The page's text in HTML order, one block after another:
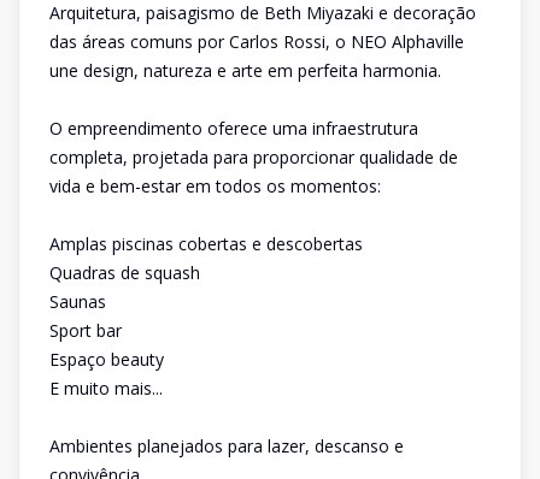
Arquitetura, paisagismo de Beth Miyazaki e decoração
das áreas comuns por Carlos Rossi, o NEO Alphaville
une design, natureza e arte em perfeita harmonia.
O empreendimento oferece uma infraestrutura
completa, projetada para proporcionar qualidade de
vida e bem-estar em todos os momentos:
Amplas piscinas cobertas e descobertas
Quadras de squash
Saunas
Sport bar
Espaço beauty
E muito mais...
Ambientes planejados para lazer, descanso e